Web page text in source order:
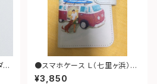
●スマホケース Ｌ（七里ヶ浜）ブ
ラウン
¥3,850